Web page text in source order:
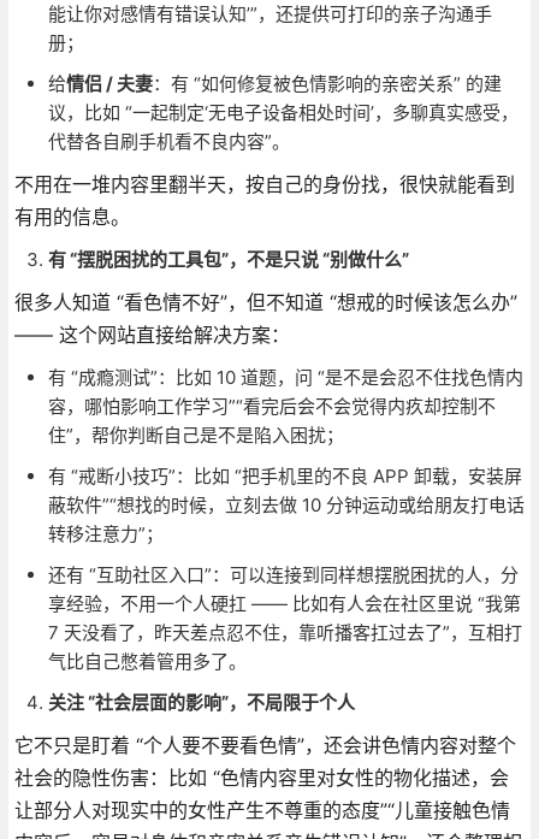
能让你对感情有错误认知’”，还提供可打印的亲子沟通手
册；
给情侣 / 夫妻：有 “如何修复被色情影响的亲密关系” 的建
议，比如 “一起制定‘无电子设备相处时间’，多聊真实感受，
代替各自刷手机看不良内容”。
不用在一堆内容里翻半天，按自己的身份找，很快就能看到
有用的信息。
有 “摆脱困扰的工具包”，不是只说 “别做什么”
很多人知道 “看色情不好”，但不知道 “想戒的时候该怎么办”
—— 这个网站直接给解决方案：
有 “成瘾测试”：比如 10 道题，问 “是不是会忍不住找色情内
容，哪怕影响工作学习”“看完后会不会觉得内疚却控制不
住”，帮你判断自己是不是陷入困扰；
有 “戒断小技巧”：比如 “把手机里的不良 APP 卸载，安装屏
蔽软件”“想找的时候，立刻去做 10 分钟运动或给朋友打电话
转移注意力”；
还有 “互助社区入口”：可以连接到同样想摆脱困扰的人，分
享经验，不用一个人硬扛 —— 比如有人会在社区里说 “我第
7 天没看了，昨天差点忍不住，靠听播客扛过去了”，互相打
气比自己憋着管用多了。
关注 “社会层面的影响”，不局限于个人
它不只是盯着 “个人要不要看色情”，还会讲色情内容对整个
社会的隐性伤害：比如 “色情内容里对女性的物化描述，会
让部分人对现实中的女性产生不尊重的态度”“儿童接触色情